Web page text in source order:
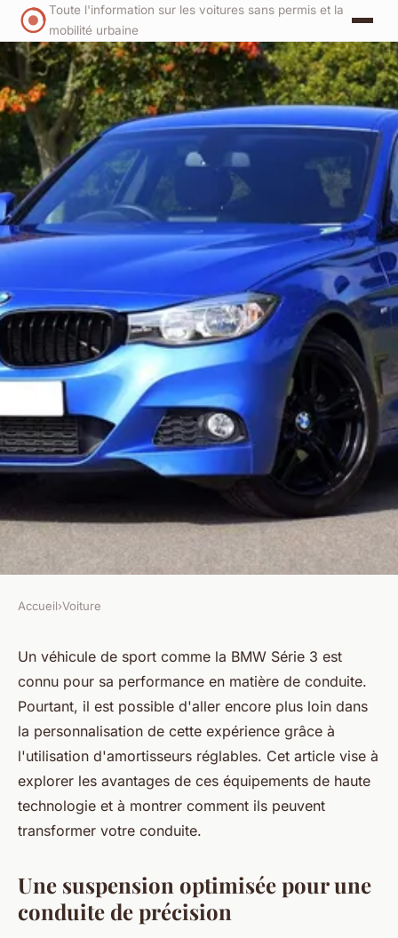
Toute l'information sur les voitures sans permis et la
mobilité urbaine
Quels sont les avantages des
amortisseurs réglables pour
une conduite personnalisée
sur une BMW Série 3?
Jules•30 mai 2024•6 min de lecture
Accueil›Voiture
Un véhicule de sport comme la BMW Série 3 est
connu pour sa performance en matière de conduite.
Pourtant, il est possible d'aller encore plus loin dans
la personnalisation de cette expérience grâce à
l'utilisation d'amortisseurs réglables. Cet article vise à
explorer les avantages de ces équipements de haute
technologie et à montrer comment ils peuvent
transformer votre conduite.
Une suspension optimisée pour une
conduite de précision